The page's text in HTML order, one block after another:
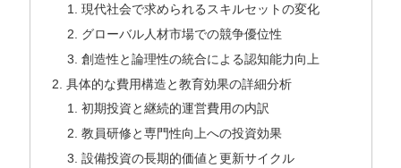
現代社会で求められるスキルセットの変化
グローバル人材市場での競争優位性
創造性と論理性の統合による認知能力向上
具体的な費用構造と教育効果の詳細分析
初期投資と継続的運営費用の内訳
教員研修と専門性向上への投資効果
設備投資の長期的価値と更新サイクル